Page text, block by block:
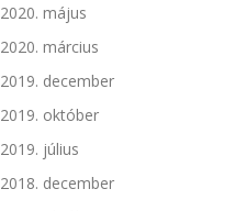
2020. május
2020. március
2019. december
2019. október
2019. július
2018. december